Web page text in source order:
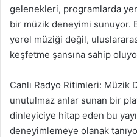
gelenekleri, programlarda
bir müzik deneyimi sunuyor.
yerel müziği değil,
keşfetme şansına sahip
Canlı Radyo Ritimleri:
unutulmaz anlar sunan bir
dinleyiciye hitap eden bu
deneyimlemeye olanak